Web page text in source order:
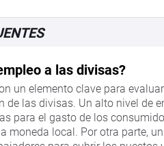
a las divisas?
un elemento clave para
las divisas. Un alto nivel de
para el gasto de los
moneda local. Por otra parte,